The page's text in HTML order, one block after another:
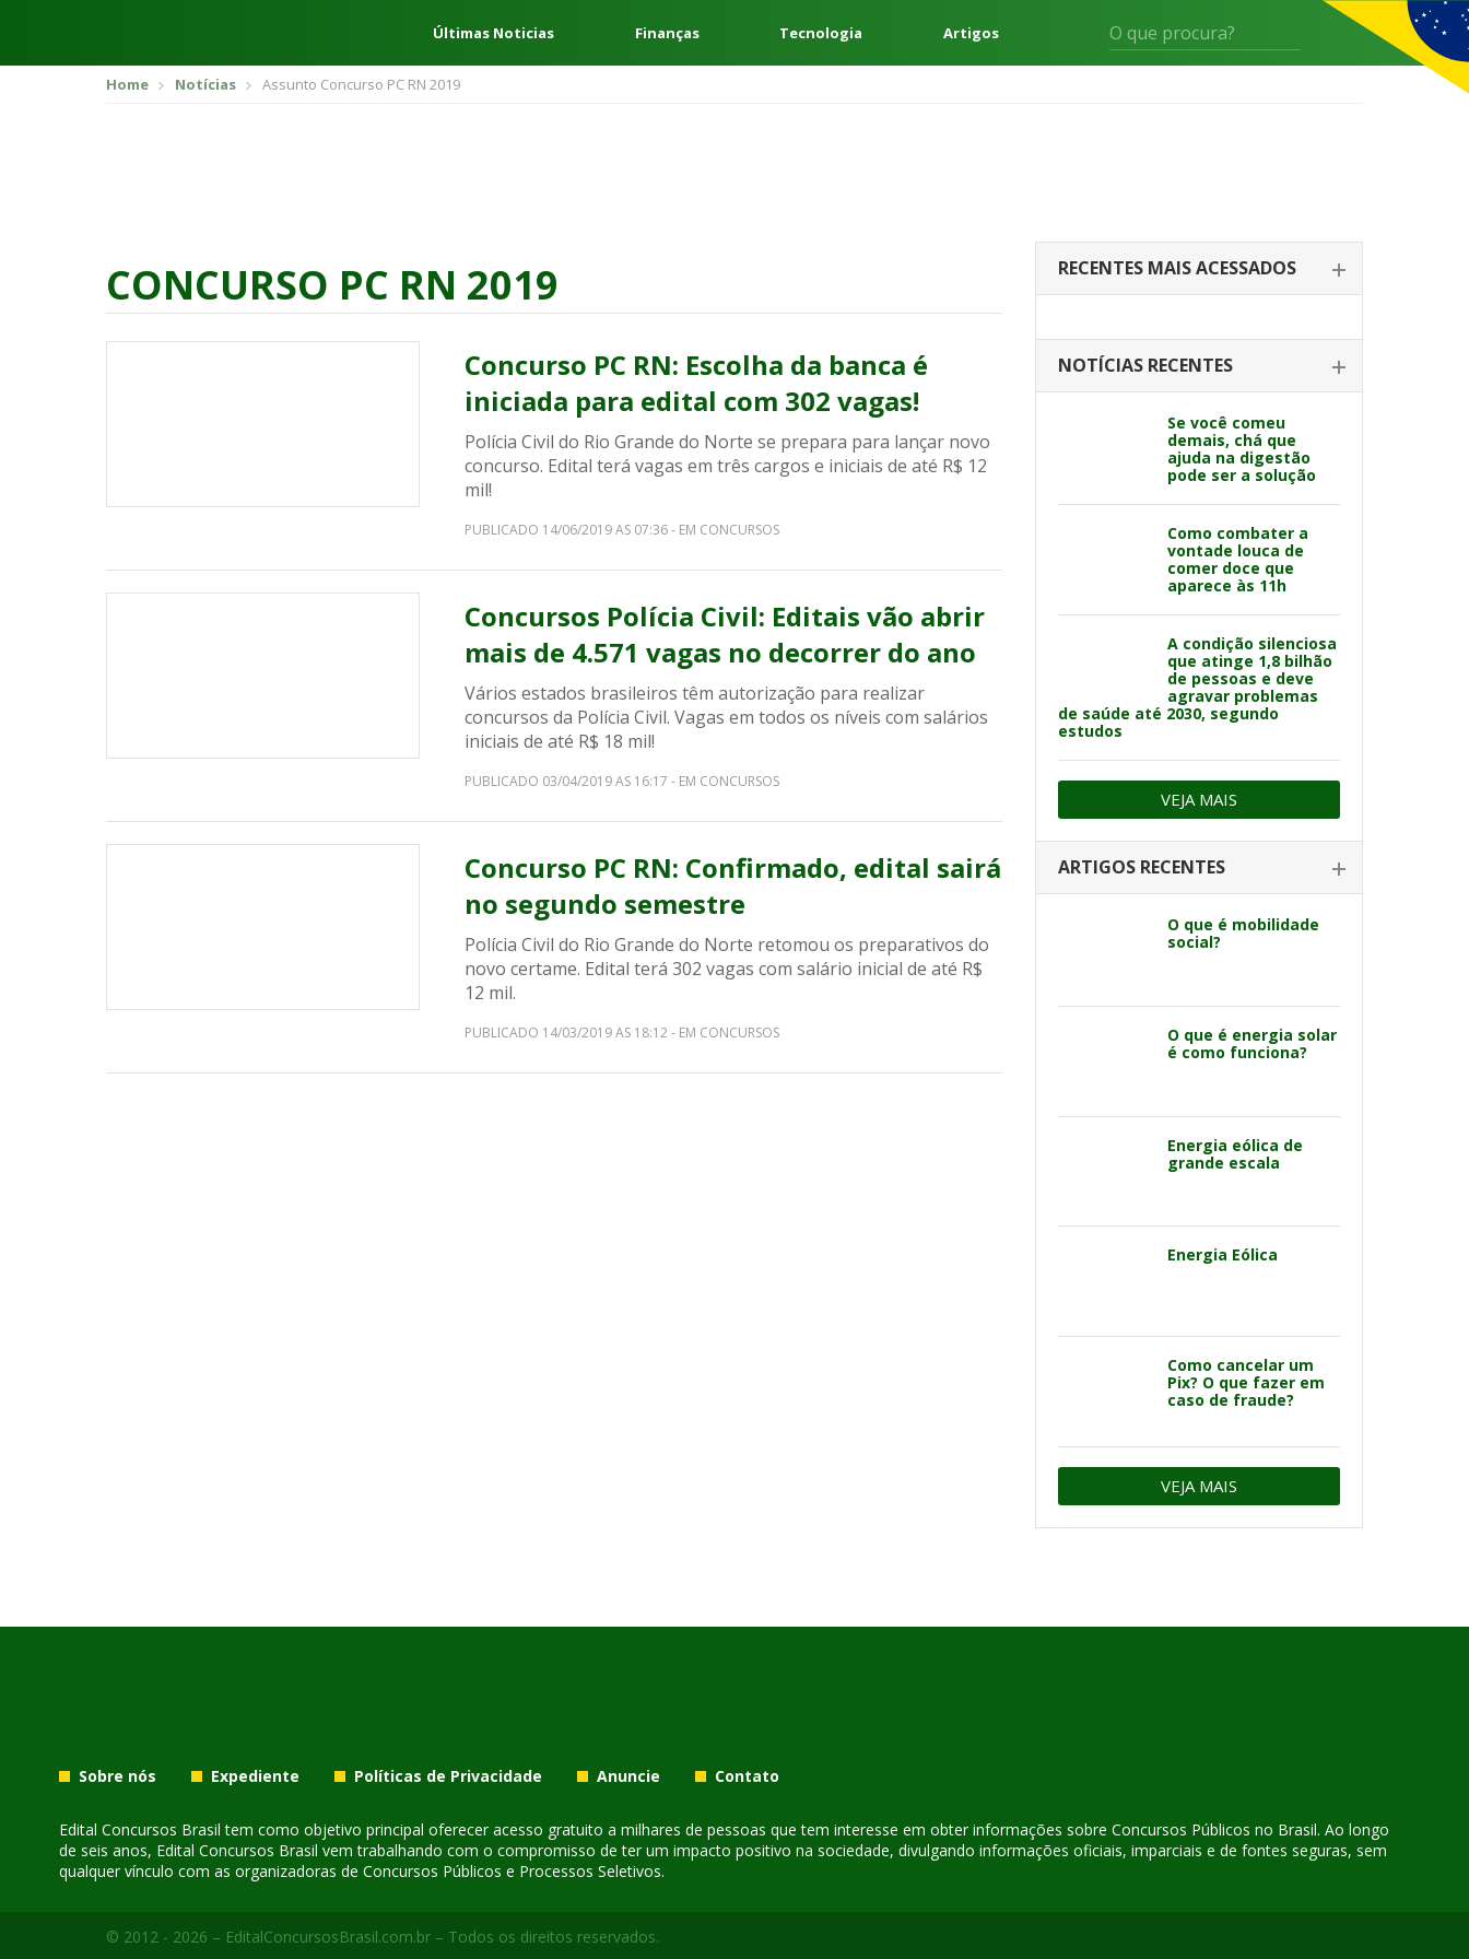
Últimas Noticias Finanças Tecnologia Artigos
Home Notícias Assunto Concurso PC RN 2019
CONCURSO PC RN 2019
Concurso PC RN: Escolha da banca é
iniciada para edital com 302 vagas!
Polícia Civil do Rio Grande do Norte se prepara para lançar novo
concurso. Edital terá vagas em três cargos e iniciais de até R$ 12
mil!
PUBLICADO 14/06/2019 AS 07:36 - EM CONCURSOS
Concursos Polícia Civil: Editais vão abrir
mais de 4.571 vagas no decorrer do ano
Vários estados brasileiros têm autorização para realizar
concursos da Polícia Civil. Vagas em todos os níveis com salários
iniciais de até R$ 18 mil!
PUBLICADO 03/04/2019 AS 16:17 - EM CONCURSOS
Concurso PC RN: Confirmado, edital sairá
no segundo semestre
Polícia Civil do Rio Grande do Norte retomou os preparativos do
novo certame. Edital terá 302 vagas com salário inicial de até R$
12 mil.
PUBLICADO 14/03/2019 AS 18:12 - EM CONCURSOS
RECENTES MAIS ACESSADOS
NOTÍCIAS RECENTES
Se você comeu
demais, chá que
ajuda na digestão
pode ser a solução
Como combater a
vontade louca de
comer doce que
aparece às 11h
A condição silenciosa
que atinge 1,8 bilhão
de pessoas e deve
agravar problemas
de saúde até 2030, segundo
estudos
VEJA MAIS
ARTIGOS RECENTES
O que é mobilidade
social?
O que é energia solar
é como funciona?
Energia eólica de
grande escala
Energia Eólica
Como cancelar um
Pix? O que fazer em
caso de fraude?
VEJA MAIS
Sobre nós Expediente Políticas de Privacidade Anuncie Contato
Edital Concursos Brasil tem como objetivo principal oferecer acesso gratuito a milhares de pessoas que tem interesse em obter informações sobre Concursos Públicos no Brasil. Ao longo
de seis anos, Edital Concursos Brasil vem trabalhando com o compromisso de ter um impacto positivo na sociedade, divulgando informações oficiais, imparciais e de fontes seguras, sem
qualquer vínculo com as organizadoras de Concursos Públicos e Processos Seletivos.
© 2012 - 2026 – EditalConcursosBrasil.com.br – Todos os direitos reservados.